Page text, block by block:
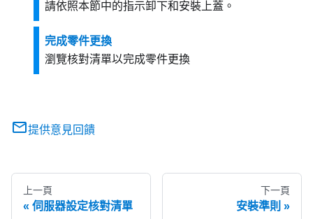
請依照本節中的指示卸下和安裝上蓋。
完成零件更換
瀏覽核對清單以完成零件更換
提供意見回饋
上一頁
伺服器設定核對清單
下一頁
安裝準則